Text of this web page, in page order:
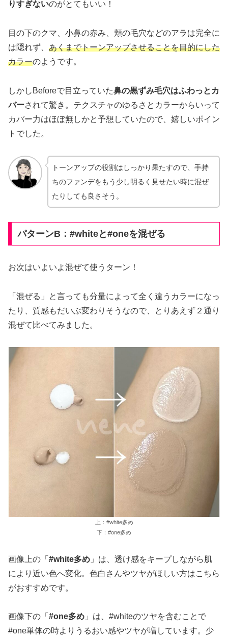
りすぎないのがとてもいい！
目の下のクマ、小鼻の赤み、頬の毛穴などのアラは完全に
は隠れず、 あくまでトーンアップさせることを目的にした
カラーのようです。
しかしBeforeで目立っていた鼻の黒ずみ毛穴はふわっとカ
バーされて驚き。テクスチャのゆるさとカラーからいって
カバー力はほぼ無しかと予想していたので、嬉しいポイン
トでした。
トーンアップの役割はしっかり果たすので、手持
ちのファンデをもう少し明るく見せたい時に混ぜ
たりしても良さそう。
パターンB： #whiteと#oneを混ぜる
お次はいよいよ混ぜて使うターン！
「混ぜる」と言っても分量によって全く違うカラーになっ
たり、質感もだいぶ変わりそうなので、とりあえず２通り
混ぜて比べてみました。
上：#white多め
下：#one多め
画像上の「 #white多め 」は、透け感をキープしながら肌
により近い色へ変化。色白さんやツヤがほしい方はこちら
がおすすめです。
画像下の「 #one多め 」は、#whiteのツヤを含むことで
#one単体の時よりうるおい感やツヤが増しています。少